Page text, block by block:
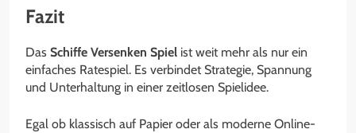
Fazit
Das Schiffe Versenken Spiel ist weit mehr als nur ein
einfaches Ratespiel. Es verbindet Strategie, Spannung
und Unterhaltung in einer zeitlosen Spielidee.
Egal ob klassisch auf Papier oder als moderne Online-